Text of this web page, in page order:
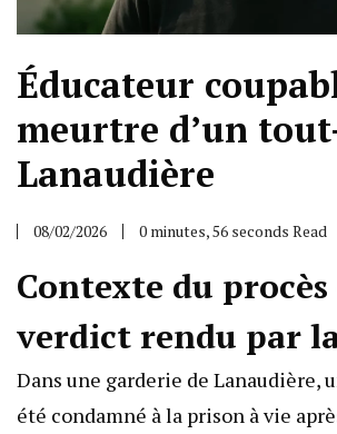
Éducateur
meurtre d’un
Lanaudière
08/02/2026 0 minutes, 56 seconds Read
Contexte du
verdict rendu par
Dans une garderie de Lanaudière,
été condamné à la prison à vie